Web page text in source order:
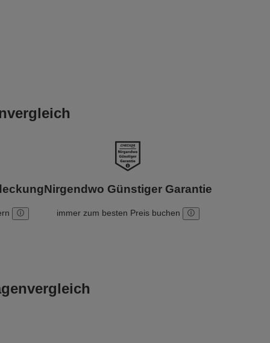
Nirgendwo Günstiger Garantie
immer zum besten Preis buchen